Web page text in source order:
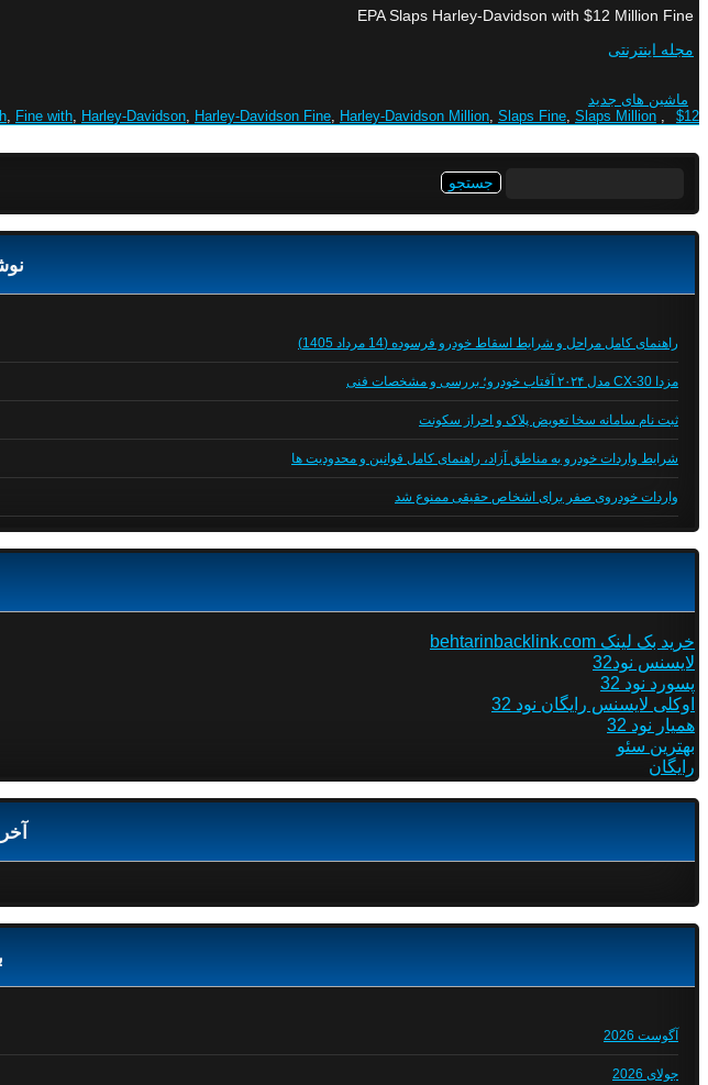
EPA Slaps Harley-Davidson with $12 Million Fine
مجله اینترنتی
ماشین های جدید
$12
,
, Fine with, Harley-Davidson, Harley-Davidson Fine, Harley-Davidson Million, Slaps Fine, Slaps Million
راهنمای کامل مراحل و شرایط اسقاط خودرو فرسوده (14 مرداد 1405)
مزدا CX-30 مدل ۲۰۲۴ آفتاب خودرو؛ بررسی و مشخصات فنی
ثبت نام سامانه سخا تعویض پلاک و احراز سکونت
شرایط واردات خودرو به مناطق آزاد، راهنمای کامل قوانین و محدودیت ها
واردات خودروی صفر برای اشخاص حقیقی ممنوع شد
خرید بک لینک behtarinbacklink.com
لایسنس نود32
پسورد نود 32
اوکلی لایسنس رایگان نود 32
همیار نود 32
بهترین سئو
رایگان
آگوست 2026
جولای 2026